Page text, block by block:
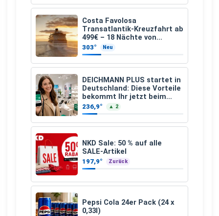
Costa Favolosa
Transatlantik-Kreuzfahrt ab
499€ – 18 Nächte von
Hamburg nach Guadeloupe
303° Neu
DEICHMANN PLUS startet in
Deutschland: Diese Vorteile
bekommt Ihr jetzt beim
Schuhkauf
236,9° ▲ 2
NKD Sale: 50 % auf alle
SALE-Artikel
197,9° Zurück
Pepsi Cola 24er Pack (24 x
0,33l)